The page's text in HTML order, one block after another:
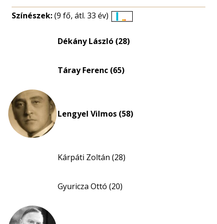
Színészek:(9 fő, átl. 33 év)
eloszlás
Dékány László (28)
Táray Ferenc (65)
Lengyel Vilmos (58)
Kárpáti Zoltán (28)
Gyuricza Ottó (20)